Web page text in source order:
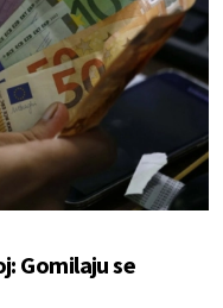
Gomilaju se